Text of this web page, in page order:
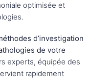
optimisée et
d’investigation
de votre
experts, équipée des
rapidement